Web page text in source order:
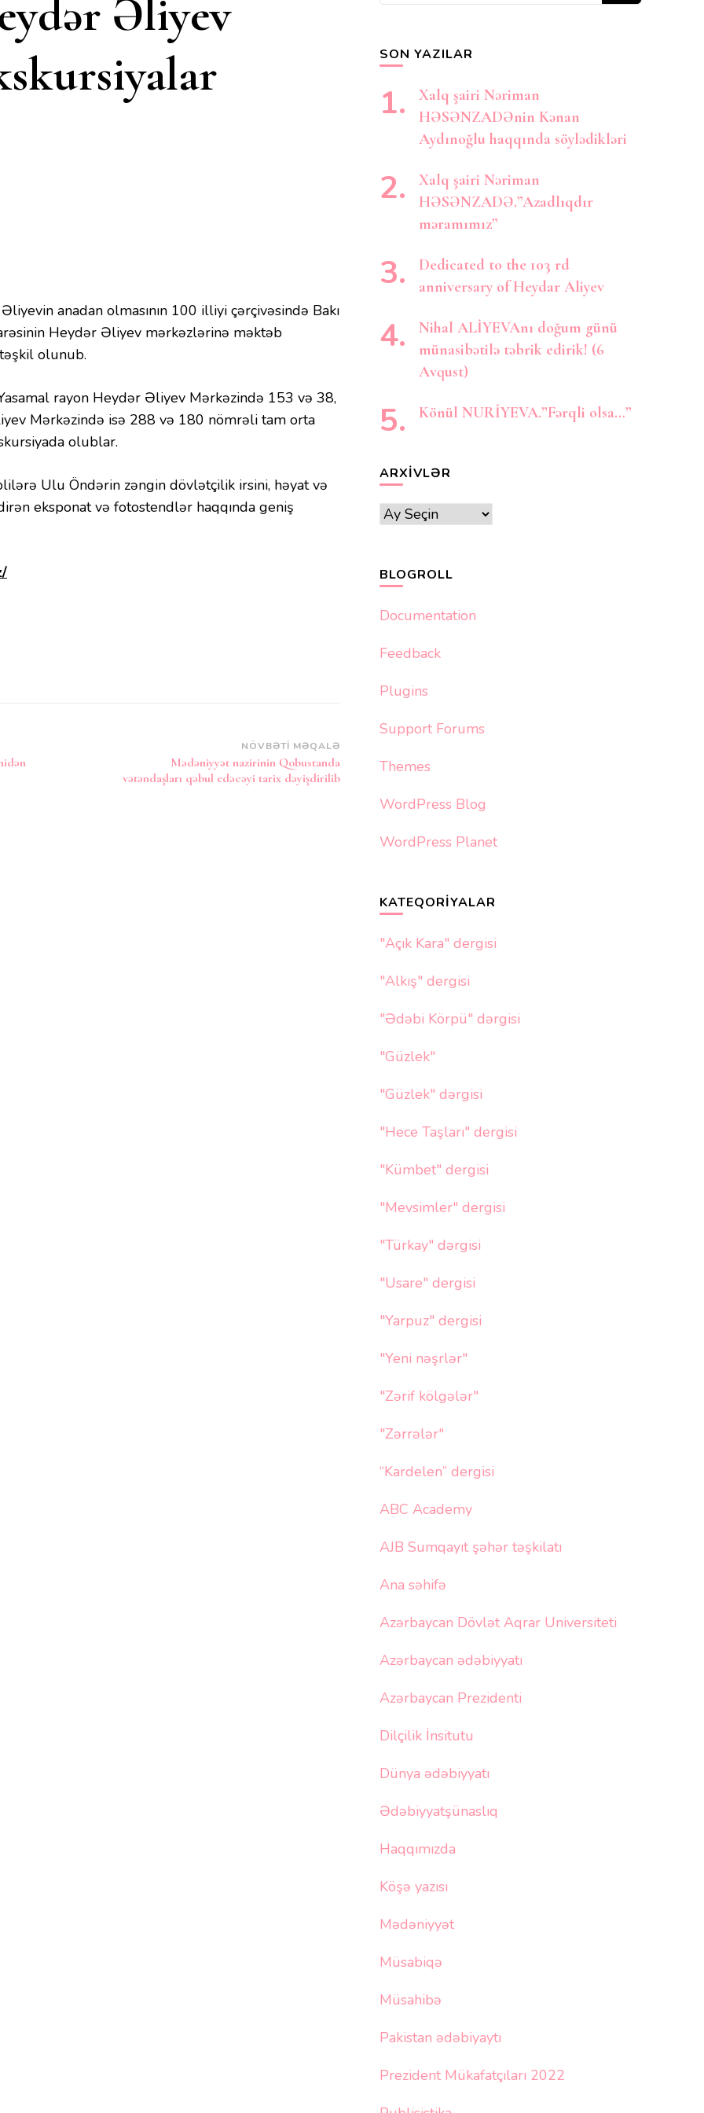
Əliyev
anadan olmasının 100 illiyi çərçivəsində Bakı
Heydər Əliyev mərkəzlərinə məktəb
olunub.
rayon Heydər Əliyev Mərkəzində 153 və 38,
Mərkəzində isə 288 və 180 nömrəli tam orta
olublar.
Ulu Öndərin zəngin dövlətçilik irsini, həyat və
eksponat və fotostendlər haqqında geniş
NÖVBƏTI MƏQALƏ
Mədəniyyət nazirinin Qobustanda
vətəndaşları qəbul edəcəyi tarix dəyişdirilib
SON YAZILAR
Xalq şairi Nəriman
HƏSƏNZADƏnin Kənan
Aydınoğlu haqqında söylədikləri
Xalq şairi Nəriman
HƏSƏNZADƏ.”Azadlıqdır
məramımız”
Dedicated to the 103 rd
anniversary of Heydar Aliyev
Nihal ALİYEVAnı doğum günü
münasibətilə təbrik edirik! (6
Avqust)
Könül NURİYEVA.”Fərqli olsa…”
ARXIVLƏR
Arxivlər
BLOGROLL
Documentation
Feedback
Plugins
Support Forums
Themes
WordPress Blog
WordPress Planet
KATEQORIYALAR
"Açık Kara" dergisi
"Alkış" dergisi
"Ədəbi Körpü" dərgisi
"Güzlek"
"Güzlek" dərgisi
"Hece Taşları" dergisi
"Kümbet" dergisi
"Mevsimler" dergisi
"Türkay" dərgisi
"Usare" dergisi
"Yarpuz" dergisi
"Yeni nəşrlər"
"Zərif kölgələr"
"Zərrələr"
“Kardelen” dergisi
ABC Academy
AJB Sumqayıt şəhər təşkilatı
Ana səhifə
Azərbaycan Dövlət Aqrar Universiteti
Azərbaycan ədəbiyyatı
Azərbaycan Prezidenti
Dilçilik İnsitutu
Dünya ədəbiyyatı
Ədəbiyyatşünaslıq
Haqqımızda
Köşə yazısı
Mədəniyyət
Müsabiqə
Müsahibə
Pakistan ədəbiyaytı
Prezident Mükafatçıları 2022